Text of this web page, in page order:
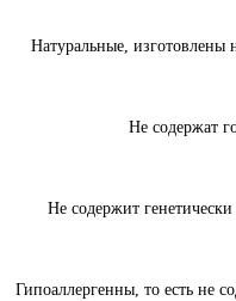
Натуральные, изготовлены
Не содержат
Не содержит
Гипоаллергенны, то есть не